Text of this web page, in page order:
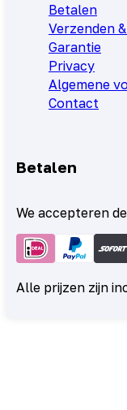
Betalen
Verzenden
Garantie
Privacy
Algemene
Contact
Betalen
We accepteren
Alle prijzen zijn